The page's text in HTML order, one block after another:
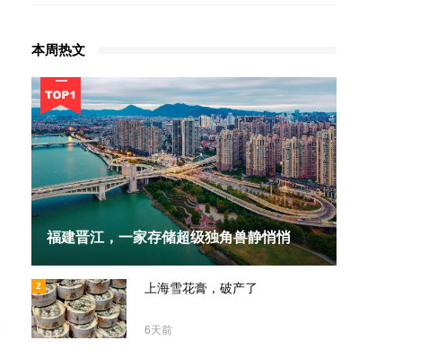
本周热文
福建晋江，一家存储超级独角兽静悄悄
5天前 上海雪花膏，破产了
6天前
2